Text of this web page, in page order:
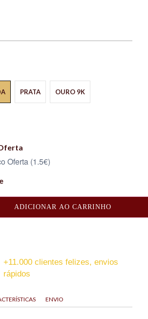
PRATA OURO 9K
Oferta (1.5€)
ADICIONAR AO CARRINHO
+11.000 clientes felizes, envios
rápidos
ENVIO